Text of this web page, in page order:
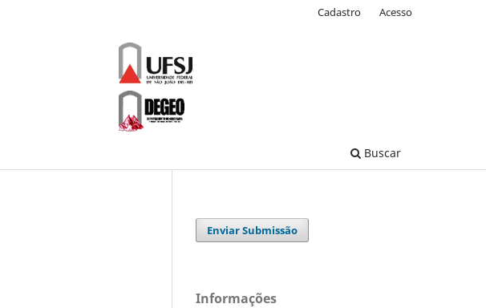
Buscar
Cadastro Acesso
Enviar Submissão
Informações